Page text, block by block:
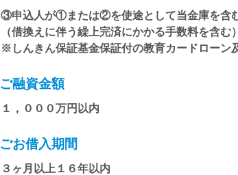
③申込人が①または②を使途として当金庫を含
（借換えに伴う繰上完済にかかる手数料を含む）
※しんきん保証基金保証付の教育カードローン
ご融資金額
１，０００万円以内
ごお借入期間
３ヶ月以上１６年以内